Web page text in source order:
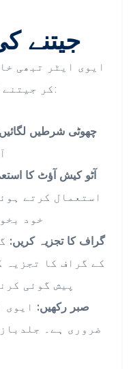
جیتنے
ایوی ایٹر تبھی
کر جیتنے کے امکانات بتائے گئے ہیں:
چھوٹی شرطیں
آٹو کیش آؤٹ کا
استعمال کرتے
خود
گراف کا تجزیہ کریں:
کے گراف کا تجزیہ
پیش گوئی
صبر رکھیں: ایوی
ضروری ہے۔